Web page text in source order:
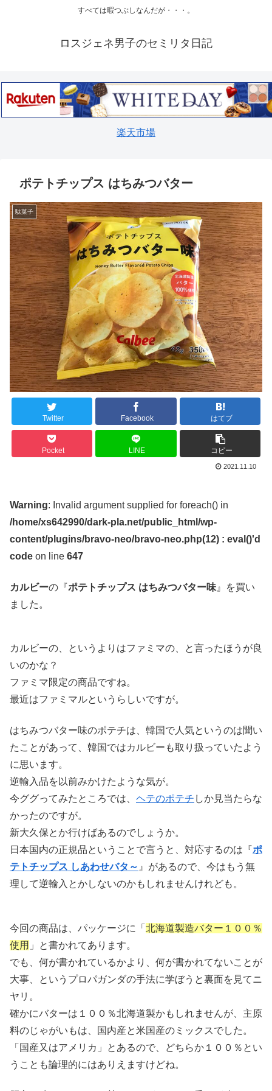
すべては暇つぶしなんだが・・・。
ロスジェネ男子のセミリタ日記
楽天市場
ポテトチップス はちみつバター
駄菓子
Twitter Facebook はてブ
Pocket LINE コピー
2021.11.10
Warning: Invalid argument supplied for foreach() in
/home/xs642990/dark-pla.net/public_html/wp-
content/plugins/bravo-neo/bravo-neo.php(12) : eval()'d
code on line 647
カルビーの『ポテトチップス はちみつバター味 』を買い
ました。
カルビーの、というよりはファミマの、と言ったほうが良
いのかな？
ファミマ限定の商品ですね。
最近はファミマルというらしいですが。
はちみつバター味のポテチは、韓国で人気というのは聞い
たことがあって、韓国ではカルビーも取り扱っていたよう
に思います。
逆輸入品を以前みかけたような気が。
今ググってみたところでは、 ヘテのポテチ しか見当たらな
かったのですが。
新大久保とか行けばあるのでしょうか。
日本国内の正規品ということで言うと、対応するのは『ポ
テトチップス しあわせバタ～ 』があるので、今はもう無
理して逆輸入とかしないのかもしれませんけれども。
今回の商品は、パッケージに「 北海道製造バター１００％
使用 」と書かれてあります。
でも、何が書かれているかより、何が書かれてないことが
大事、というプロパガンダの手法に学ぼうと裏面を見てニ
ヤリ。
確かにバターは１００％北海道製かもしれませんが、主原
料のじゃがいもは、国内産と米国産のミックスでした。
「国産又はアメリカ」とあるので、どちらか１００％とい
うことも論理的にはありえますけどね。